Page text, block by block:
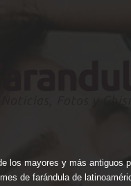
los mayores y más antiguos
de farándula de